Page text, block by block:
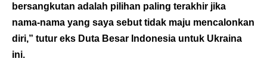
bersangkutan adalah pilihan paling terakhir jika
nama-nama yang saya sebut tidak maju mencalonkan
diri,” tutur eks Duta Besar Indonesia untuk Ukraina
ini.